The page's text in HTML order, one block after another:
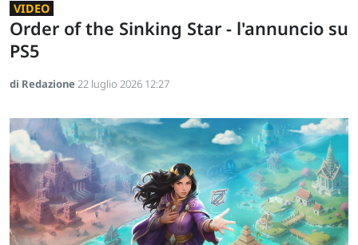
VIDEO
Order of the Sinking Star - l'annuncio su
PS5
di Redazione22 luglio 2026 12:27